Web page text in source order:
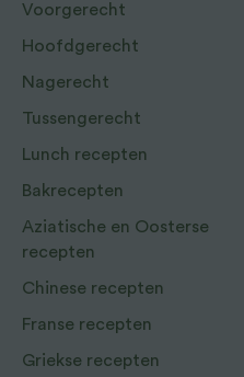
Voorgerecht
Hoofdgerecht
Nagerecht
Tussengerecht
Lunch recepten
Bakrecepten
Aziatische en Oosterse
recepten
Chinese recepten
Franse recepten
Griekse recepten